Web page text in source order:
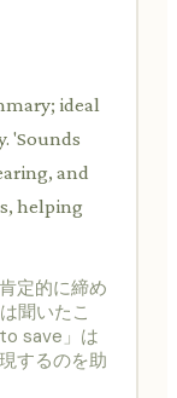
ideal
'Sounds
and
helping
定的に締め
聞いたこ
save」は
するのを助